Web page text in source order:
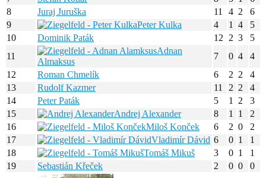
8
Juraj Juruška 11 4 2
6
9
Peter Kulka 4 1 4
5
10
Dominik Paták 12 2 3
5
11
Adnan
Almaksus
7 0 4
4
12
Roman Chmelík 6 2 2
4
13
Rudolf Kazmer 11 2 2
4
14
Peter Paták 5 1 2
3
15
Andrej Alexander 8 1 1
2
16
Miloš Konček 6 2 0
2
17
Vladimír Dávid 6 0 1
1
18
Tomáš Mikuš 3 0 1
1
19
Sebastián Křeček 2 0 0 0